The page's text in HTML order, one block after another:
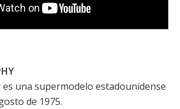
una supermodelo estadounidense
de 1975.